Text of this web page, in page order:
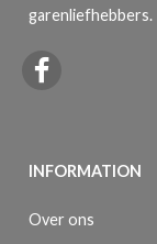
garenliefhebbers.
INFORMATION
Over ons